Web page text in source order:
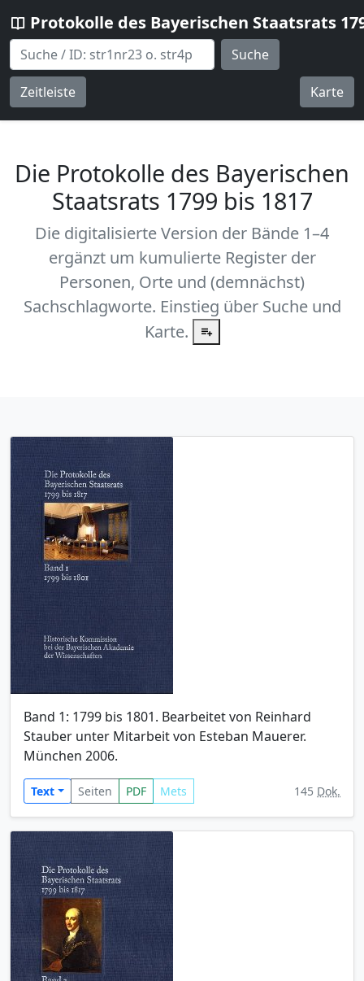
Protokolle des Bayerischen Staatsrats
Suche
Zeitleiste Karte
Die Protokolle des Bayerischen
Staatsrats 1799 bis 1817
Die digitalisierte Version der Bände 1–4
ergänzt um kumulierte Register der
Personen, Orte und (demnächst)
Sachschlagworte. Einstieg über Suche und
Karte.
Band 1: 1799 bis 1801. Bearbeitet von Reinhard
Stauber unter Mitarbeit von Esteban Mauerer.
München 2006.
Text Seiten PDF Mets 145 Dok.